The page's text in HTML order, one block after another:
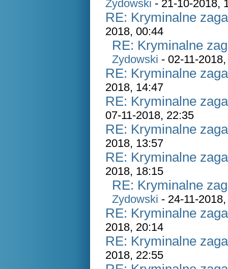
Zydowski - 21-10-2018,
RE: Kryminalne
2018, 00:44
RE: Kryminalne
Zydowski - 02-11-
RE: Kryminalne
2018, 14:47
RE: Kryminalne
07-11-2018, 22:35
RE: Kryminalne
2018, 13:57
RE: Kryminalne
2018, 18:15
RE: Kryminalne
Zydowski - 24-11-
RE: Kryminalne
2018, 20:14
RE: Kryminalne
2018, 22:55